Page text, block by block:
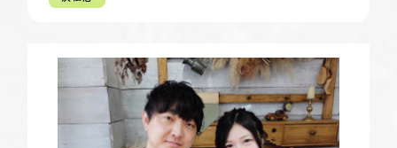
お店を探す
ブログ・新着情報
※祝日の場合は営業
浜松店 TEL.053-455-2177
営業時間 10:00〜18:30